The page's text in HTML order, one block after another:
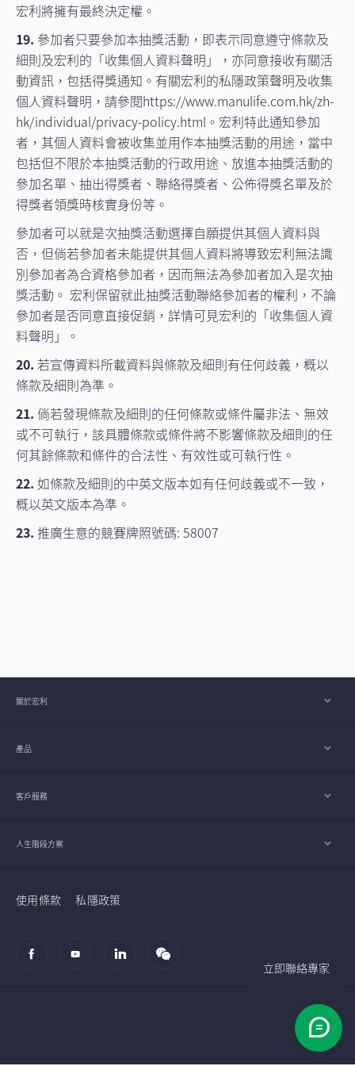
立即聯絡專家
宏利將擁有最終決定權。
19. 參加者只要參加本抽獎活動，即表示同意遵守條款及
細則及宏利的「收集個人資料聲明」，亦同意接收有關活
動資訊，包括得獎通知。有關宏利的私隱政策聲明及收集
個人資料聲明，請參閱https://www.manulife.com.hk/zh-
hk/individual/privacy-policy.html。宏利特此通知參加
者，其個人資料會被收集並用作本抽獎活動的用途，當中
包括但不限於本抽獎活動的行政用途、放進本抽獎活動的
參加名單、抽出得獎者、聯絡得獎者、公佈得獎名單及於
得獎者領獎時核實身份等。
參加者可以就是次抽獎活動選擇自願提供其個人資料與
否，但倘若參加者未能提供其個人資料將導致宏利無法識
別參加者為合資格參加者，因而無法為參加者加入是次抽
獎活動。 宏利保留就此抽獎活動聯絡參加者的權利，不論
參加者是否同意直接促銷，詳情可見宏利的「收集個人資
料聲明」。
20. 若宣傳資料所載資料與條款及細則有任何歧義，概以
條款及細則為準。
21. 倘若發現條款及細則的任何條款或條件屬非法、無效
或不可執行，該具體條款或條件將不影響條款及細則的任
何其餘條款和條件的合法性、有效性或可執行性。
22. 如條款及細則的中英文版本如有任何歧義或不一致，
概以英文版本為準。
23. 推廣生意的競賽牌照號碼: 58007
關於宏利
產品
客戶服務
人生階段方案
使用條款 私隱政策